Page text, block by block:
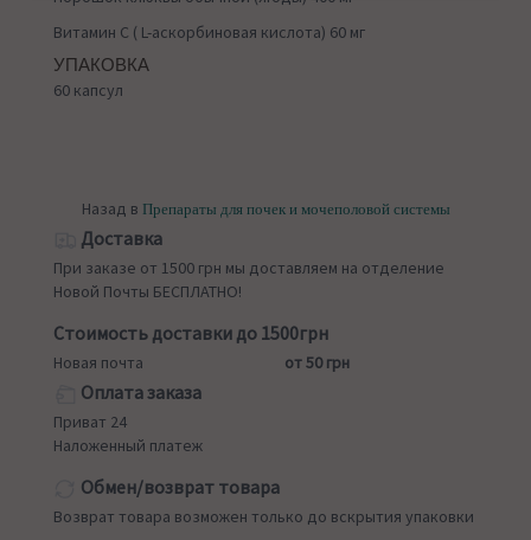
Витамин С ( L-аскорбиновая кислота) 60 мг
УПАКОВКА
60 капсул
Назад в Препараты для почек и мочеполовой системы
Доставка
При заказе от 1500 грн мы доставляем на отделение
Новой Почты БЕСПЛАТНО!
Стоимость доставки до 1500грн
Новая почта от 50 грн
Оплата заказа
Приват 24
Наложенный платеж
Обмен/возврат товара
Возврат товара возможен только до вскрытия упаковки